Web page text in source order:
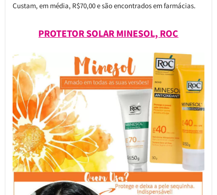
Custam, em média, R$70,00 e são encontrados em farmácias.
PROTETOR SOLAR MINESOL, ROC